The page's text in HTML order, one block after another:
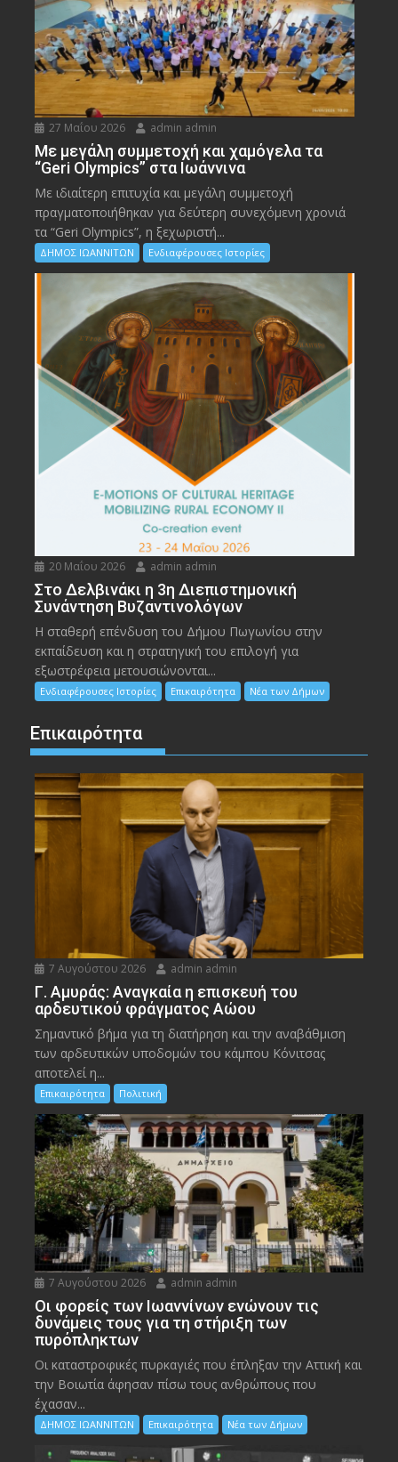
27 Μαΐου 2026 admin admin
Με μεγάλη συμμετοχή και χαμόγελα τα
“Geri Olympics” στα Ιωάννινα
Με ιδιαίτερη επιτυχία και μεγάλη συμμετοχή
πραγματοποιήθηκαν για δεύτερη συνεχόμενη χρονιά
τα “Geri Olympics”, η ξεχωριστή...
ΔΗΜΟΣ ΙΩΑΝΝΙΤΩΝ Ενδιαφέρουσες Ιστορίες
20 Μαΐου 2026 admin admin
Στο Δελβινάκι η 3η Διεπιστημονική
Συνάντηση Βυζαντινολόγων
Η σταθερή επένδυση του Δήμου Πωγωνίου στην
εκπαίδευση και η στρατηγική του επιλογή για
εξωστρέφεια μετουσιώνονται...
Ενδιαφέρουσες Ιστορίες Επικαιρότητα Νέα των Δήμων
Επικαιρότητα
7 Αυγούστου 2026 admin admin
Γ. Αμυράς: Αναγκαία η επισκευή του
αρδευτικού φράγματος Αώου
Σημαντικό βήμα για τη διατήρηση και την αναβάθμιση
των αρδευτικών υποδομών του κάμπου Κόνιτσας
αποτελεί η...
Επικαιρότητα Πολιτική
7 Αυγούστου 2026 admin admin
Οι φορείς των Ιωαννίνων ενώνουν τις
δυνάμεις τους για τη στήριξη των
πυρόπληκτων
Οι καταστροφικές πυρκαγιές που έπληξαν την Αττική και
την Bοιωτία άφησαν πίσω τους ανθρώπους που
έχασαν...
ΔΗΜΟΣ ΙΩΑΝΝΙΤΩΝ Επικαιρότητα Νέα των Δήμων